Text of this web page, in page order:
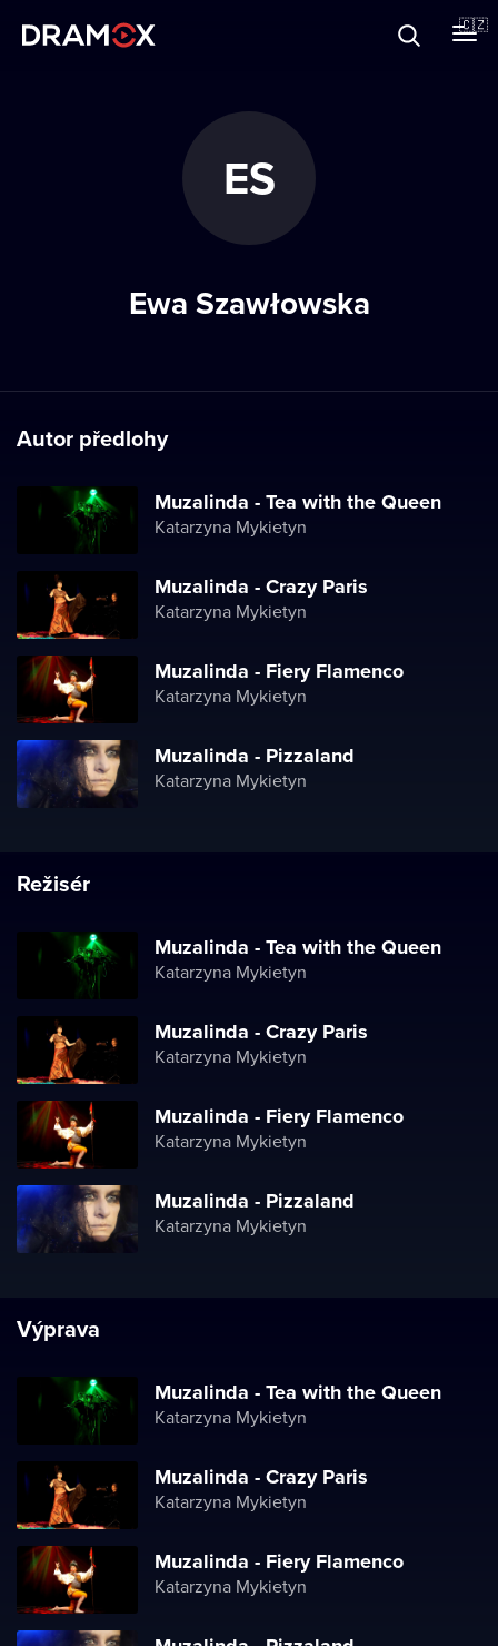
🇨🇿
ES
Ewa Szawłowska
Autor předlohy
Muzalinda - Tea with the Queen
Katarzyna Mykietyn
Muzalinda - Crazy Paris
Katarzyna Mykietyn
Muzalinda - Fiery Flamenco
Katarzyna Mykietyn
Muzalinda - Pizzaland
Katarzyna Mykietyn
Režisér
Muzalinda - Tea with the Queen
Katarzyna Mykietyn
Muzalinda - Crazy Paris
Katarzyna Mykietyn
Muzalinda - Fiery Flamenco
Katarzyna Mykietyn
Muzalinda - Pizzaland
Katarzyna Mykietyn
Výprava
Muzalinda - Tea with the Queen
Katarzyna Mykietyn
Muzalinda - Crazy Paris
Katarzyna Mykietyn
Muzalinda - Fiery Flamenco
Katarzyna Mykietyn